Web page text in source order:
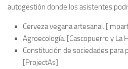
autogestión donde los asistentes
Cerveza vegana artesanal.
Agroecología. [Cascopuerro y La
Constitución de sociedades
[ProjectAs]